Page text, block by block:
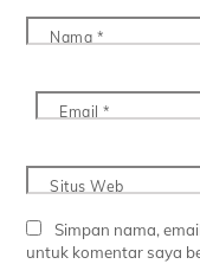
Nama *
Email*
Situs Web
Simpan nama,
untuk komentar saya